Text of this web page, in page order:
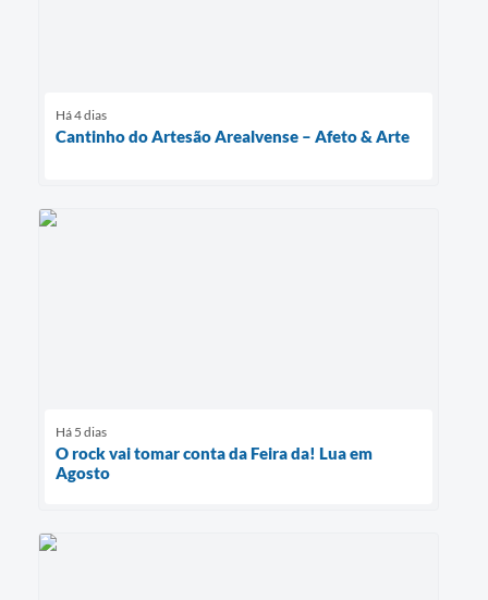
Há 4 dias
Cantinho do Artesão Arealvense – Afeto & Arte
Há 5 dias
O rock vai tomar conta da Feira da! Lua em
Agosto